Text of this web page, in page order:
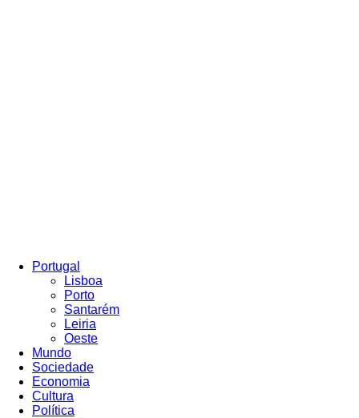
Portugal
Lisboa
Porto
Santarém
Leiria
Oeste
Mundo
Sociedade
Economia
Cultura
Política